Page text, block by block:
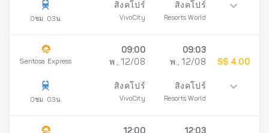
0ชม. 03น.
สิงคโปร์
VivoCity
สิงคโปร์
Resorts World
Sentosa Express
0ชม. 03น.
09:00
พ., 12/08
สิงคโปร์
VivoCity
09:03
พ., 12/08
สิงคโปร์
Resorts World
S$ 4.00